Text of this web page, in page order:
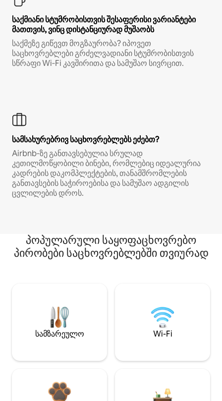
საქმიანი სტუმრობისთვის შესაფერისი ვარიანტები
მათთვის, ვინც დისტანციურად მუშაობს
საქმეზე გიწევთ მოგზაურობა? იპოვეთ
საცხოვრებლები გრძელვადიანი სტუმრობისთვის
სწრაფი Wi‑Fi კავშირითა და სამუშაო სივრცით.
სამსახურებრივ საცხოვრებლებს ეძებთ?
Airbnb‑ზე განთავსებულია სრულად
კეთილმოწყობილი ბინები, რომლებიც იდეალურია
კადრების დაკომპლექტების, თანამშრომლების
განთავსების საჭიროებისა და სამუშაო ადგილის
ცვლილების დროს.
პოპულარული საყოფაცხოვრებო
პირობები საცხოვრებლებში თვიურად
სამზარეულო Wi-Fi